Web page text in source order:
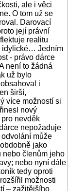
ale i věci
O tom už se
Darovací
její právní
realitu
idylické… Jedním
- právo dárce
není to žádná
už bylo
i
širší,
více možností si
nový
nevděk
nepožaduje
může
jako
nebo členům jeho
nebo nyní dále
tedy oproti
možnosti
– zažitějšího